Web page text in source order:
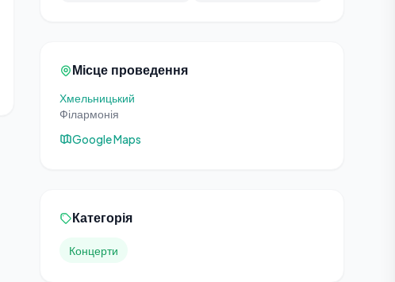
Місце проведення
Хмельницький
Філармонія
Google Maps
Категорія
Концерти